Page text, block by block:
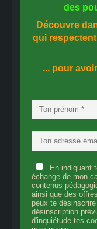
des
Découvre
qui
... pour
En indiquant
échange de mon
contenus
ainsi que des
peux te
désinscription
d'inquiétude tes